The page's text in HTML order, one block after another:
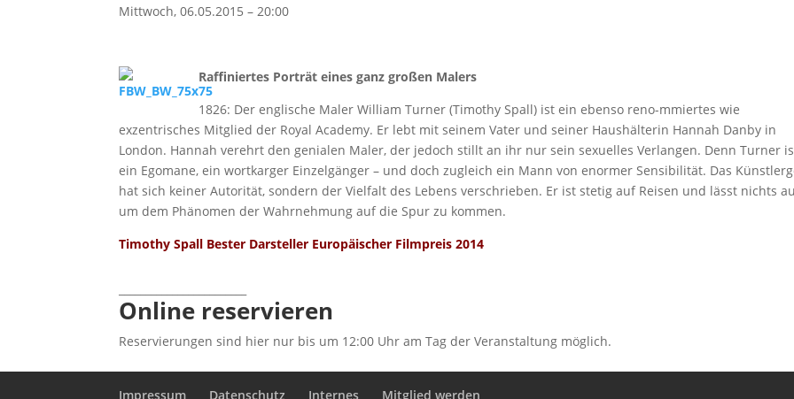
Mittwoch, 06.05.2015 – 20:00
Raffiniertes Porträt eines ganz großen Malers
1826: Der englische Maler William Turner (Timothy Spall) ist ein ebenso reno-mmiertes wie
exzentrisches Mitglied der Royal Academy. Er lebt mit seinem Vater und seiner Haushälterin Hannah Danby in
London. Hannah verehrt den genialen Maler, der jedoch stillt an ihr nur sein sexuelles Verlangen. Denn Turner
ein Egomane, ein wortkarger Einzelgänger – und doch zugleich ein Mann von enormer Sensibilität. Das
hat sich keiner Autorität, sondern der Vielfalt des Lebens verschrieben. Er ist stetig auf Reisen und lässt nichts
um dem Phänomen der Wahrnehmung auf die Spur zu kommen.
Timothy Spall Bester Darsteller Europäischer Filmpreis 2014
Online reservieren
Reservierungen sind hier nur bis um 12:00 Uhr am Tag der Veranstaltung möglich.
Impressum Datenschutz Internes Mitglied werden